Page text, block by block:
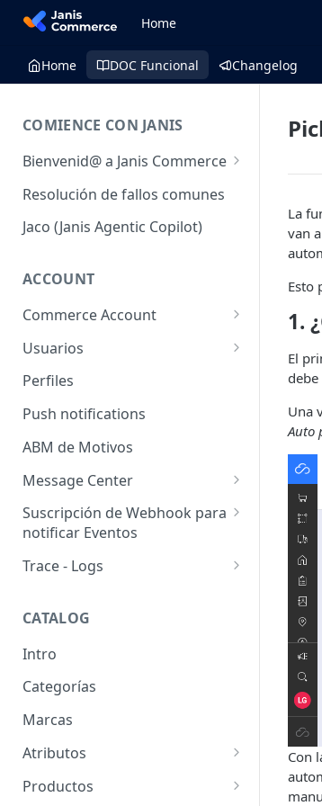
Home
Home DOC Funcional Changelog
COMIENCE CON JANIS
Bienvenid@ a Janis Commerce
Acceso y Ambientes
Requisitos mínimos para
utilizar la plataforma
Fulfillment
Resolución de fallos comunes
Jaco (Janis Agentic Copilot)
ACCOUNT
Commerce Account
Cuentas de comercio
Sales Channel (Canales de
Usuarios
Usuarios
Usuarios pendientes
Llaves de seguridad
Perfiles
Push notifications
ABM de Motivos
Message Center
Templates
Configuración de SMTP
Emails (Registro de correos
Email para pedido pendiente
de retiro
WhatsApp Business
Suscripción de Webhook para
notificar Eventos
Webhooks: Buenas prácticas
Trace - Logs
CATALOG
Intro
Categorías
Marcas
Atributos
Grupos de atributos
Productos
La
van
Esto
1.
El
Una
Auto
Con